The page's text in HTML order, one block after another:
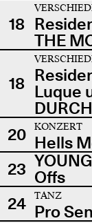
18
THE
18 Luque
20
KONZERT
Hells
23 Offs
24
TANZ
Pro